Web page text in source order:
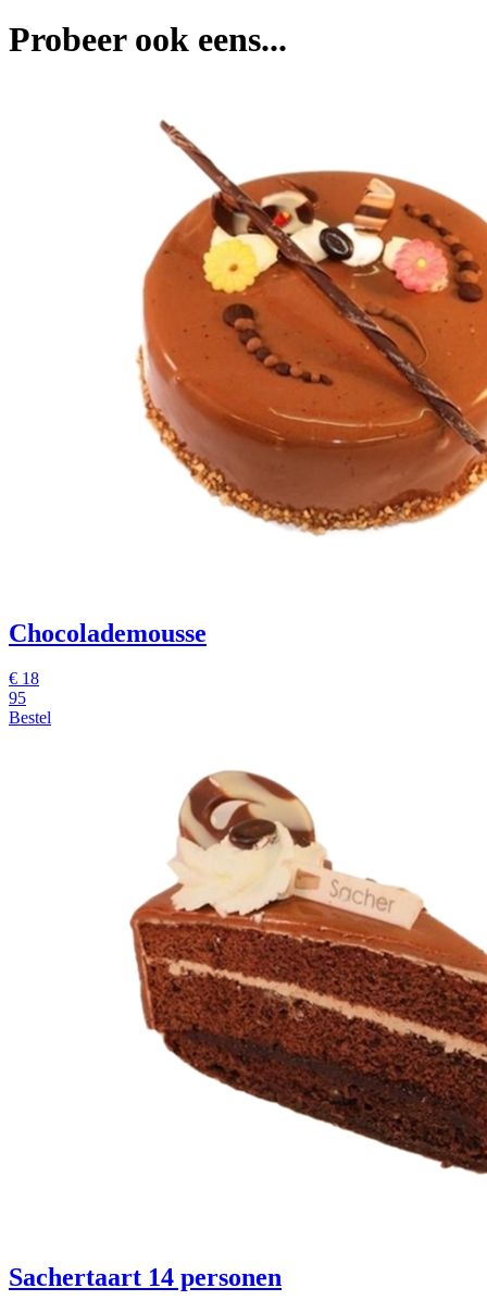
Probeer ook eens...
Chocolademousse
€ 18
95
Bestel
Sachertaart 14 personen